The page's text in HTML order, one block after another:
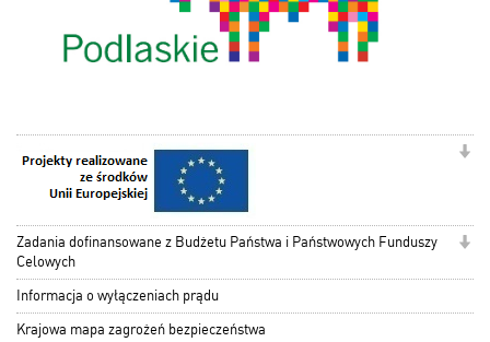
Zadania dofinansowane z Budżetu Państwa i Państwowych Funduszy
Celowych
Informacja o wyłączeniach prądu
Krajowa mapa zagrożeń bezpieczeństwa